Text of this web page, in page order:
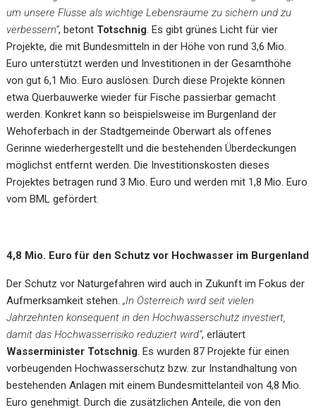
um unsere Flüsse als wichtige Lebensräume zu sichern und zu
verbessern“, betont Totschnig. Es gibt grünes Licht für vier
Projekte, die mit Bundesmitteln in der Höhe von rund 3,6 Mio.
Euro unterstützt werden und Investitionen in der Gesamthöhe
von gut 6,1 Mio. Euro auslösen. Durch diese Projekte können
etwa Querbauwerke wieder für Fische passierbar gemacht
werden. Konkret kann so beispielsweise im Burgenland der
Wehoferbach in der Stadtgemeinde Oberwart als offenes
Gerinne wiederhergestellt und die bestehenden Überdeckungen
möglichst entfernt werden. Die Investitionskosten dieses
Projektes betragen rund 3 Mio. Euro und werden mit 1,8 Mio. Euro
vom BML gefördert.
4,8 Mio. Euro für den Schutz vor Hochwasser im Burgenland
Der Schutz vor Naturgefahren wird auch in Zukunft im Fokus der
Aufmerksamkeit stehen.„In Österreich wird seit vielen
Jahrzehnten konsequent in den Hochwasserschutz investiert,
damit das Hochwasserrisiko reduziert wird“, erläutert
Wasserminister Totschnig. Es wurden 87 Projekte für einen
vorbeugenden Hochwasserschutz bzw. zur Instandhaltung von
bestehenden Anlagen mit einem Bundesmittelanteil von 4,8 Mio.
Euro genehmigt. Durch die zusätzlichen Anteile, die von den